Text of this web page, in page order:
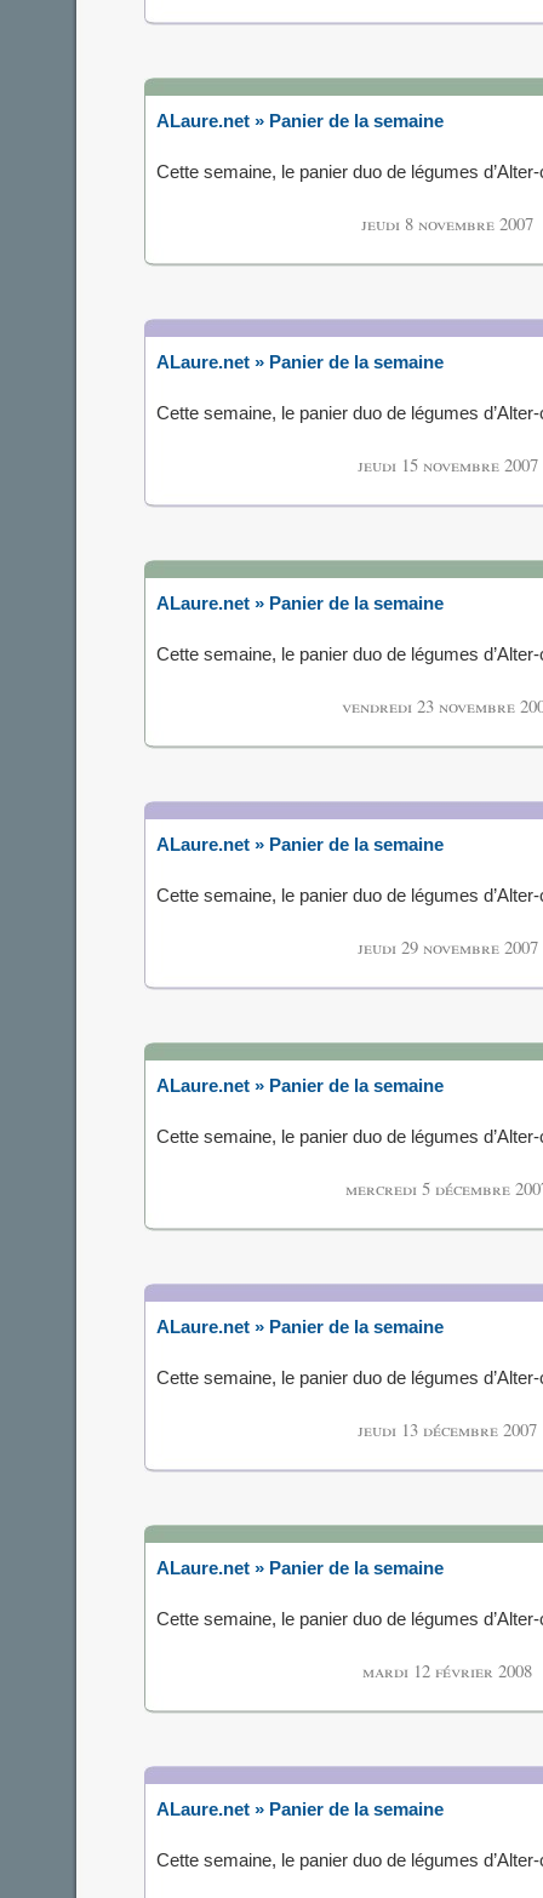
ALaure.net » Panier de la semaine
Cette semaine, le panier duo de légumes
jeudi 8 novembre 2007
ALaure.net » Panier de la semaine
Cette semaine, le panier duo de légumes
jeudi 15 novembre 2007
ALaure.net » Panier de la semaine
Cette semaine, le panier duo de légumes
vendredi 23 novembre
ALaure.net » Panier de la semaine
Cette semaine, le panier duo de légumes
jeudi 29 novembre 2007
ALaure.net » Panier de la semaine
Cette semaine, le panier duo de légumes
mercredi 5 décembre
ALaure.net » Panier de la semaine
Cette semaine, le panier duo de légumes
jeudi 13 décembre 2007
ALaure.net » Panier de la semaine
Cette semaine, le panier duo de légumes
mardi 12 février 2008
ALaure.net » Panier de la semaine
Cette semaine, le panier duo de légumes